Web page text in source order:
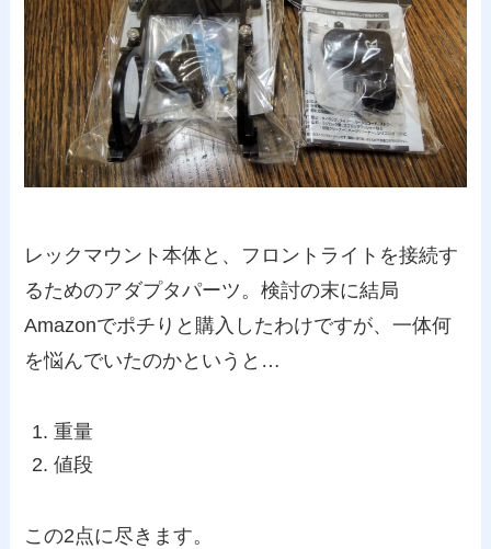
レックマウント本体と、フロントライトを接続す
るためのアダプタパーツ。検討の末に結局
Amazonでポチりと購入したわけですが、一体何
を悩んでいたのかというと…
重量
値段
この2点に尽きます。